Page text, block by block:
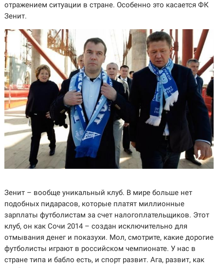
отражением ситуации в стране. Особенно это касается ФК
Зенит.
Зенит – вообще уникальный клуб. В мире больше нет
подобных пидарасов, которые платят миллионные
зарплаты футболистам за счет налогоплательщиков. Этот
клуб, он как Сочи 2014 – создан исключительно для
отмывания денег и показухи. Мол, смотрите, какие дорогие
футболисты играют в российском чемпионате. У нас в
стране типа и бабло есть, и спорт развит. Ага, развит, как